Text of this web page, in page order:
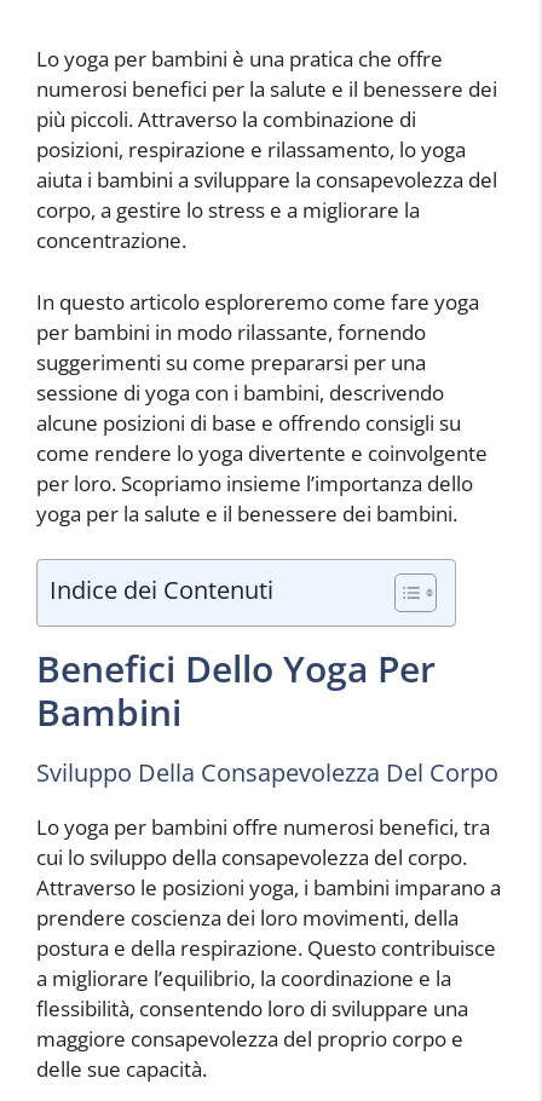
Lo yoga per bambini è una pratica che offre
numerosi benefici per la salute e il benessere dei
più piccoli. Attraverso la combinazione di
posizioni, respirazione e rilassamento, lo yoga
aiuta i bambini a sviluppare la consapevolezza del
corpo, a gestire lo stress e a migliorare la
concentrazione.
In questo articolo esploreremo come fare yoga
per bambini in modo rilassante, fornendo
suggerimenti su come prepararsi per una
sessione di yoga con i bambini, descrivendo
alcune posizioni di base e offrendo consigli su
come rendere lo yoga divertente e coinvolgente
per loro. Scopriamo insieme l’importanza dello
yoga per la salute e il benessere dei bambini.
Indice dei Contenuti
Benefici Dello Yoga Per
Bambini
Sviluppo Della Consapevolezza Del Corpo
Lo yoga per bambini offre numerosi benefici, tra
cui lo sviluppo della consapevolezza del corpo.
Attraverso le posizioni yoga, i bambini imparano a
prendere coscienza dei loro movimenti, della
postura e della respirazione. Questo contribuisce
a migliorare l’equilibrio, la coordinazione e la
flessibilità, consentendo loro di sviluppare una
maggiore consapevolezza del proprio corpo e
delle sue capacità.